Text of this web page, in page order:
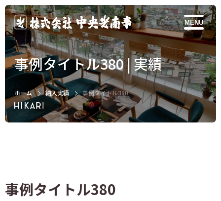
MENU
事例タイトル380 | 実績
ホーム 納入実績 事例タイトル380
事例タイトル380